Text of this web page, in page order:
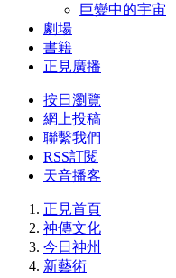
巨變中的宇宙
劇場
書籍
正見廣播
按日瀏覽
網上投稿
聯繫我們
RSS訂閱
天音播客
正見首頁
神傳文化
今日神州
新藝術